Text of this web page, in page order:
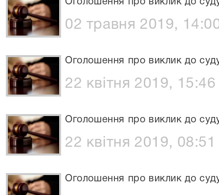
Оголошення про виклик до
02 травня 2019,
Оголошення про виклик до
22 квітня 2019, 15:46
Оголошення про виклик до
22 квітня 2019, 08:51
Оголошення про виклик до